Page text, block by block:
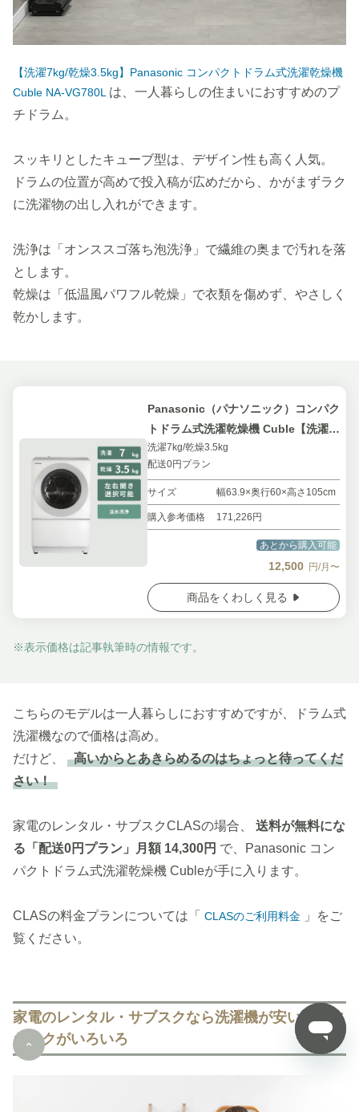
【洗濯7kg/乾燥3.5kg】Panasonic コンパクトドラム式洗濯乾燥機
Cuble NA-VG780L は、一人暮らしの住まいにおすすめのプ
チドラム。
スッキリとしたキューブ型は、デザイン性も高く人気。
ドラムの位置が高めで投入稿が広めだから、かがまずラク
に洗濯物の出し入れができます。
洗浄は「オンススゴ落ち泡洗浄」で繊維の奥まで汚れを落
とします。
乾燥は「低温風パワフル乾燥」で衣類を傷めず、やさしく
乾かします。
Panasonic（パナソニック）コンパク
トドラム式洗濯乾燥機 Cuble【洗濯
7kg/乾燥3.5kg】
洗濯7kg/乾燥3.5kg
配送0円プラン
サイズ 幅63.9×奥行60×高さ105cm
購入参考価格 171,226円
あとから購入可能
12,500 円/月〜
商品をくわしく見る
※表示価格は記事執筆時の情報です。
こちらのモデルは一人暮らしにおすすめですが、ドラム式
洗濯機なので価格は高め。
だけど、
高いからとあきらめるのはちょっと待ってくだ
さい！
家電のレンタル・サブスクCLASの場合、 送料が無料にな
る「配送0円プラン」月額 14,300円 で、Panasonic コン
パクトドラム式洗濯乾燥機 Cubleが手に入ります。
CLASの料金プランについては「 CLASのご利用料金
」をご
覧ください。
家電のレンタル・サブスクなら洗濯機が安いうえに
おトクがいろいろ